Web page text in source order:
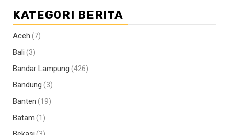
KATEGORI BERITA
Aceh (7)
Bali (3)
Bandar Lampung (426)
Bandung (3)
Banten (19)
Batam (1)